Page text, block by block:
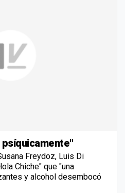
Freydoz, Luis Di
Chiche" que "una
y alcohol desembocó